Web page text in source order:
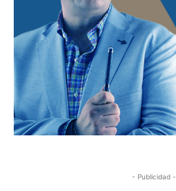
- Publicidad -